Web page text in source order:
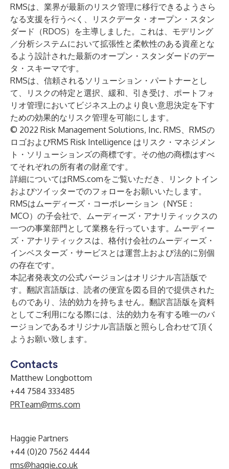
RMSは、業界が最新のリスク管理に移行できるようさら
なる支援を行うべく、リスクデータ・オープン・スタン
ダード（RDOS）を主導しました。これは、モデリング
／分析システムにおいて拡張性と柔軟性のある資産とな
るよう設計された最新のオープン・スタンダードのデー
タ・スキーマです。
RMSは、信頼されるソリューション・パートナーとし
て、リスクの特定と選択、緩和、引き受け、ポートフォ
リオ管理においてビジネス上のより良い意思決定を下す
ための効果的なリスク管理を可能にします。
© 2022 Risk Management Solutions, Inc. RMS、RMSの
ロゴおよびRMS Risk Intelligence はリスク・マネジメン
ト・ソリューションズの商標です。その他の商標はすべ
てそれぞれの所有者の財産です。
詳細についてはRMS.comをご覧いただき、
リンクトイン
およびツイッターでのフォローをお願いいたします。
RMSはムーディーズ・コーポレーション（NYSE：
MCO）の子会社で、ムーディーズ・アナリティックスの
一つの事業部門として業務を行っています。ムーディー
ズ・アナリティックスは、格付け会社のムーディーズ・
インベスターズ・サービスとは運営上および法的に別個
の存在です。
本記者発表文の公式バージョンはオリジナル言語版で
す。翻訳言語版は、読者の便宜を図る目的で提供された
ものであり、法的効力を持ちません。翻訳言語版を資料
としてご利用になる際には、法的効力を有する唯一のバ
ージョンであるオリジナル言語版と照らし合わせて頂く
ようお願い致します。
Contacts
Matthew Longbottom
+44 7584 333485
PRTeam@rms.com
Haggie Partners
+44 (0)20 7562 4444
rms@haggie.co.uk